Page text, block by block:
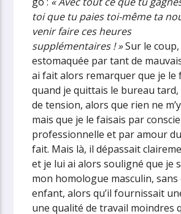
toi que tu paies toi-même ta
venir faire ces heures
supplémentaires ! »Sur le coup,
estomaquée par tant de
ai fait alors remarquer que je le
quand je quittais le bureau
de tension, alors que rien ne
mais que je le faisais par
professionnelle et par amour
fait. Mais là, il dépassait
et je lui ai alors souligné que je
mon homologue masculin, sans
enfant, alors qu’il fournissait
une qualité de travail moindres